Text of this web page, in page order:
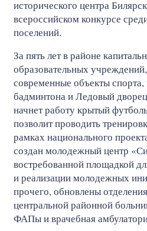
исторического центра
всероссийском конкурсе
поселений.
За пять лет в районе
образовательных
современные объекты
бадминтона и Ледовый
начнет работу крытый
позволит проводить
рамках национального
создан молодежный центр
востребованной площадкой
и реализации молодежных
прочего, обновлены
центральной районной
ФАПы и врачебная